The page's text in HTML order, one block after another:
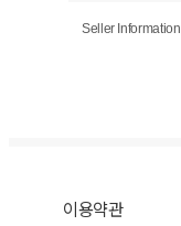
Seller Information
이용약관